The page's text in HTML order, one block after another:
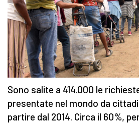
Sono salite a 414.000 le
presentate nel mondo da
partire dal 2014. Circa il 60%,